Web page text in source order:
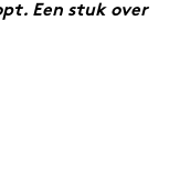
Een stuk over